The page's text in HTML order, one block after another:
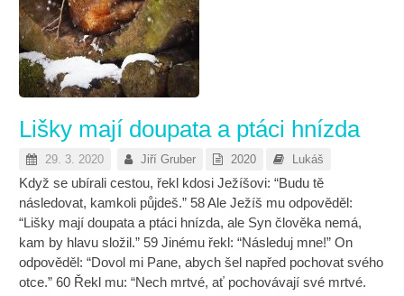
Lišky mají doupata a ptáci hnízda
29. 3. 2020 Jiří Gruber 2020 Lukáš
Když se ubírali cestou, řekl kdosi Ježíšovi: “Budu tě
následovat, kamkoli půjdeš.” 58 Ale Ježíš mu odpověděl:
“Lišky mají doupata a ptáci hnízda, ale Syn člověka nemá,
kam by hlavu složil.” 59 Jinému řekl: “Následuj mne!” On
odpověděl: “Dovol mi Pane, abych šel napřed pochovat svého
otce.” 60 Řekl mu: “Nech mrtvé, ať pochovávají své mrtvé.